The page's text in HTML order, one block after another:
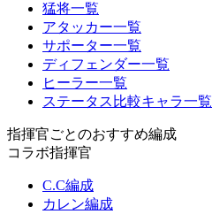
猛将一覧
アタッカー一覧
サポーター一覧
ディフェンダー一覧
ヒーラー一覧
ステータス比較キャラ一覧
指揮官ごとのおすすめ編成
コラボ指揮官
C.C編成
カレン編成